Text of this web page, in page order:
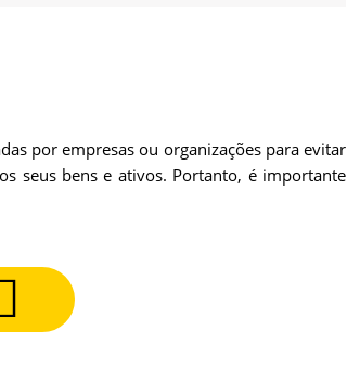
por empresas ou organizações para evitar
seus bens e ativos. Portanto, é importante